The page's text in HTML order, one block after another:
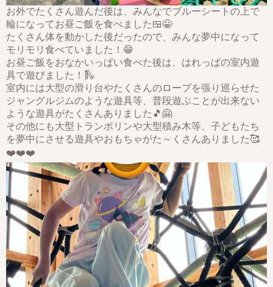
お外でたくさん遊んだ後は、みんなでブルーシートの上で
輪になってお昼ご飯を食べました🍱😀
たくさん体を動かした後だったので、みんな夢中になって
モリモリ食べていました！😁
お昼ご飯をおなかいっぱい食べた後は、はれっぱの室内遊
具で遊びました！🛝
室内には大型の滑り台やたくさんのロープを張り巡らせた
ジャングルジムのような遊具等、普段遊ぶことが出来ない
ような遊具がたくさんありました🎵🤗
その他にも大型トランポリンや大型積み木等、子どもたち
を夢中にさせる遊具やおもちゃがた～くさんありました🥰
❤️❤️❤️